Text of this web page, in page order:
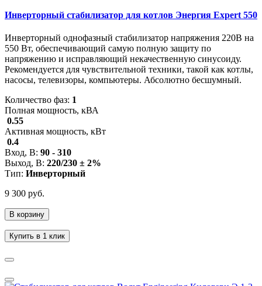
Инверторный стабилизатор для котлов Энергия Expert 550
Инверторный однофазный стабилизатор напряжения 220В на
550 Вт, обеспечивающий самую полную защиту по
напряжению и исправляющий некачественную синусоиду.
Рекомендуется для чувствительной техники, такой как котлы,
насосы, телевизоры, компьютеры. Абсолютно бесшумный.
Количество фаз: 1
Полная мощность, кВА
0.55
Активная мощность, кВт
0.4
Вход, В: 90 - 310
Выход, В: 220/230 ± 2%
Тип: Инверторный
9 300 руб.
В корзину
Купить в 1 клик